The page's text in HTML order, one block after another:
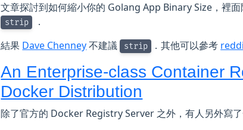
文章探討到如何縮小你的 Golang App Binary Size，裡
strip
．
結果 Dave Chenney不建議 strip ．其他可以參考
An Enterprise-class Container
Docker Distribution
除了官方的 Docker Registry Server 之外，有人另外寫